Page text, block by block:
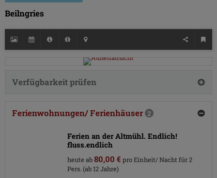
Beilngries
Verfügbarkeit prüfen
Ferienwohnungen/ Ferienhäuser 2
Ferien an der Altmühl. Endlich!
fluss.endlich
heute ab80,00 € pro Einheit/ Nacht für 2
Pers. (ab 12 Jahre)